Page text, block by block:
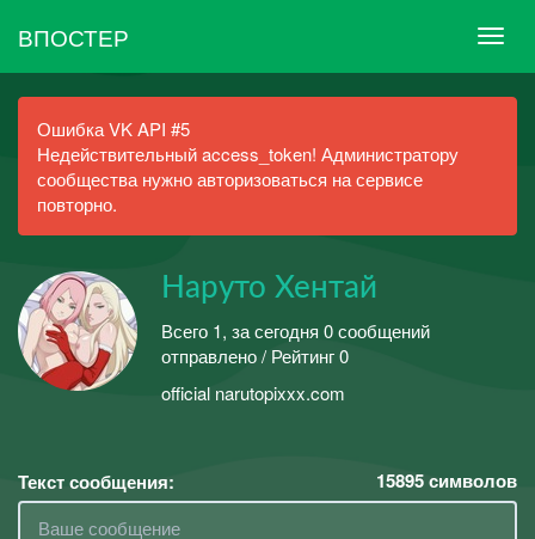
ВПОСТЕР
Ошибка VK API #5
Недействительный access_token! Администратору
сообщества нужно авторизоваться на сервисе
повторно.
Наруто Хентай
Всего 1, за сегодня 0 сообщений
отправлено / Рейтинг 0
official narutopixxx.com
Текст сообщения: 15895символов